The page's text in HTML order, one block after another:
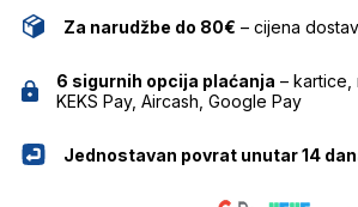
Za narudžbe do 80€ – cijena
6 sigurnih opcija plaćanja – kartice,
KEKS Pay, Aircash, Google Pay
Jednostavan povrat unutar 14